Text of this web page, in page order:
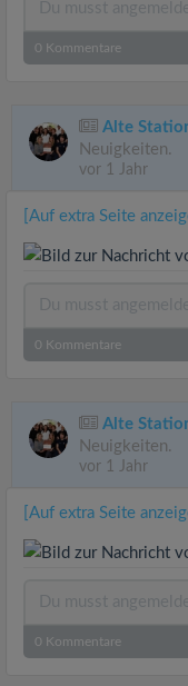
0 Kommentare
Alte
Neuigkeiten.
vor 1 Jahr
[Auf extra Seite
0 Kommentare
Alte
Neuigkeiten.
vor 1 Jahr
[Auf extra Seite
0 Kommentare